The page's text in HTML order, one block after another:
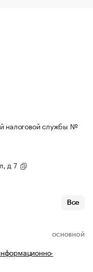
налоговой службы №
д 7
Все
ОСНОВНОЙ